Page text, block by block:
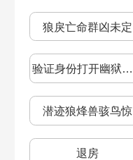
垃圾桶头像
轮次角度
希儿配装
希儿配队
遗迹四浅层
遗迹三深层
地城探宝三
遗迹二深层
狼戾亡命群凶未定
验证身份打开幽狱通路
潜迹狼烽兽骇鸟惊
退房